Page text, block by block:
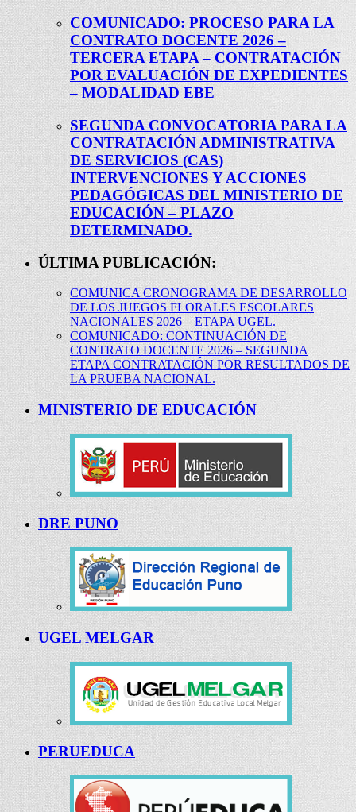
COMUNICADO: PROCESO PARA LA
CONTRATO DOCENTE 2026 –
TERCERA ETAPA – CONTRATACIÓN
POR EVALUACIÓN DE EXPEDIENTES
– MODALIDAD EBE
SEGUNDA CONVOCATORIA PARA LA
CONTRATACIÓN ADMINISTRATIVA
DE SERVICIOS (CAS)
INTERVENCIONES Y ACCIONES
PEDAGÓGICAS DEL MINISTERIO DE
EDUCACIÓN – PLAZO
DETERMINADO.
ÚLTIMA PUBLICACIÓN:
COMUNICA CRONOGRAMA DE DESARROLLO
DE LOS JUEGOS FLORALES ESCOLARES
NACIONALES 2026 – ETAPA UGEL.
COMUNICADO: CONTINUACIÓN DE
CONTRATO DOCENTE 2026 – SEGUNDA
ETAPA CONTRATACIÓN POR RESULTADOS DE
LA PRUEBA NACIONAL.
MINISTERIO DE EDUCACIÓN
DRE PUNO
UGEL MELGAR
PERUEDUCA